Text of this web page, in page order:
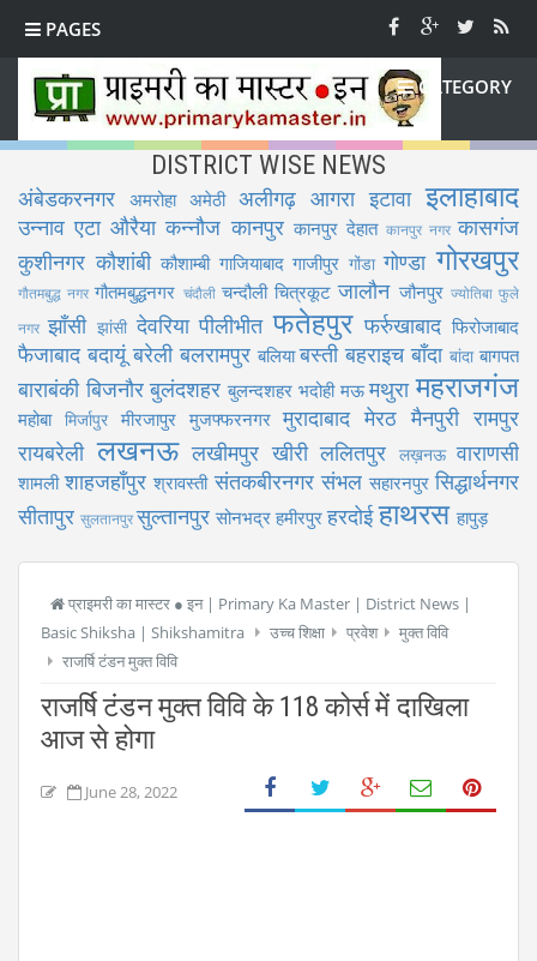
PAGES
CATEGORY
DISTRICT WISE NEWS
अंबेडकरनगर अमरोहा अमेठी अलीगढ़ आगरा इटावा इलाहाबाद
उन्नाव एटा औरैया कन्नौज कानपुर कानपुर देहात कानपुर नगर कासगंज
कुशीनगर कौशांबी कौशाम्बी गाजियाबाद गाजीपुर गोंडा गोण्डा गोरखपुर
गौतमबुद्ध नगर गौतमबुद्धनगर चंदौली चन्दौली चित्रकूट जालौन जौनपुर ज्योतिबा फुले
नगर झाँसी झांसी देवरिया पीलीभीत फतेहपुर फर्रुखाबाद फिरोजाबाद
फैजाबाद बदायूं बरेली बलरामपुर बलिया बस्ती बहराइच बाँदा बांदा बागपत
बाराबंकी बिजनौर बुलंदशहर बुलन्दशहर भदोही मऊ मथुरा महराजगंज
महोबा मिर्जापुर मीरजापुर मुजफ्फरनगर मुरादाबाद मेरठ मैनपुरी रामपुर
रायबरेली लखनऊ लखीमपुर खीरी ललितपुर लख़नऊ वाराणसी
शामली शाहजहाँपुर श्रावस्ती संतकबीरनगर संभल सहारनपुर सिद्धार्थनगर
सीतापुर सुलतानपुरसुल्तानपुर सोनभद्र हमीरपुर हरदोई हाथरस हापुड़
प्राइमरी का मास्टर ● इन | Primary Ka Master | District News |
Basic Shiksha | Shikshamitra
उच्च शिक्षा प्रवेश
मुक्त विवि
राजर्षि टंडन मुक्त विवि
राजर्षि टंडन मुक्त विवि के 118 कोर्स में दाखिला
आज से होगा
June 28, 2022